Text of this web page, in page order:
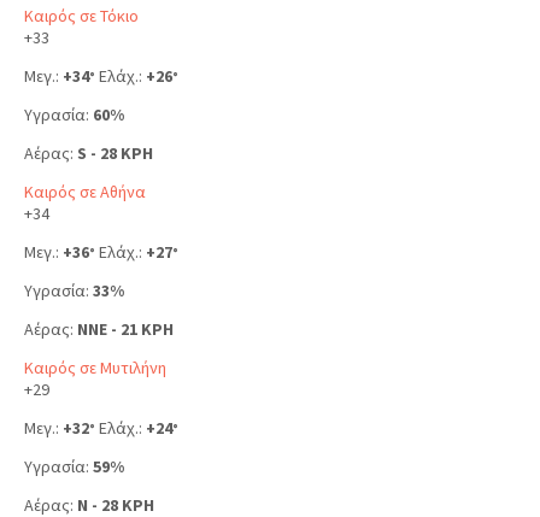
Καιρός σε Τόκιο
+33
Μεγ.: +34° Ελάχ.: +26°
Υγρασία: 60%
Αέρας: S - 28 KPH
Καιρός σε Αθήνα
+34
Μεγ.: +36° Ελάχ.: +27°
Υγρασία: 33%
Αέρας: NNE - 21 KPH
Καιρός σε Μυτιλήνη
+29
Μεγ.: +32° Ελάχ.: +24°
Υγρασία: 59%
Αέρας: N - 28 KPH